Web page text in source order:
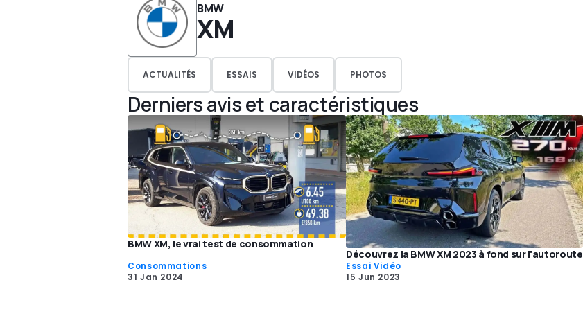
BMW
XM
ACTUALITÉS ESSAIS VIDÉOS PHOTOS
Derniers avis et caractéristiques
BMW XM, le vrai test de consommation
Consommations
31 Jan 2024
Découvrez la BMW XM 2023 à fond sur l'autoroute
Essai Vidéo
15 Jun 2023